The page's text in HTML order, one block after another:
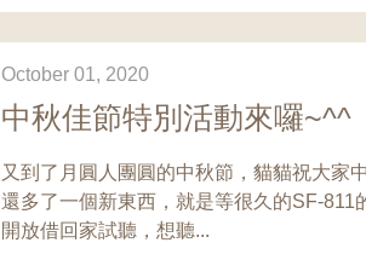
October 01, 2020
中秋佳節特別活動來囉~^^
又到了月圓人團圓的中秋節，貓貓祝大家
還多了一個新東西，就是等很久的SF-
開放借回家試聽，想聽...